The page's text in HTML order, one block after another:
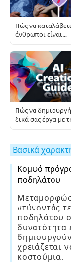
Πώς να
άνθρωποι είναι
Πώς να
δικά σας έργα με
Βασικά
Κομψό
ποδηλάτου
ντύνοντάς
ποδηλάτου
δυνατότητα
χρειάζεται
κοστούμια.